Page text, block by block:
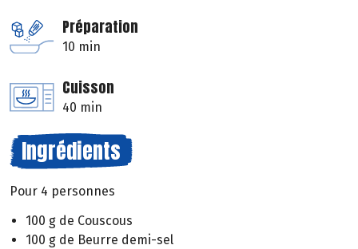
Préparation
10 min
Cuisson
40 min
Ingrédients
Pour 4 personnes
100 g de Couscous
100 g de Beurre demi-sel